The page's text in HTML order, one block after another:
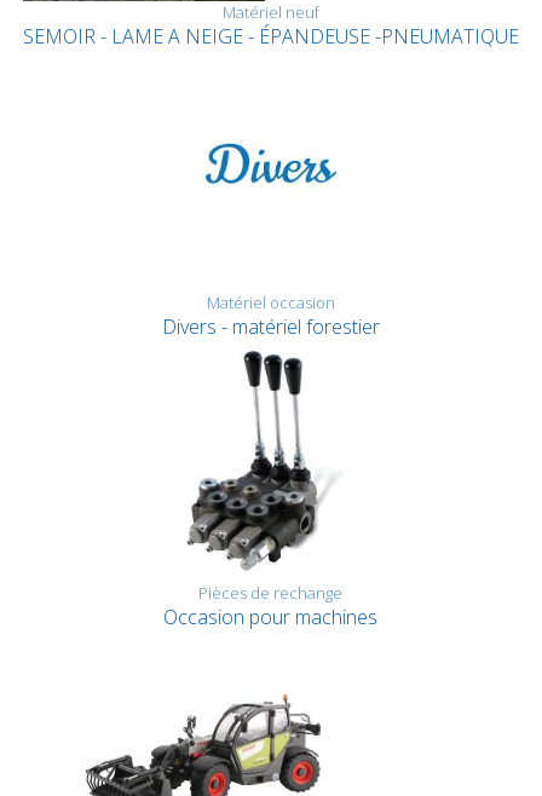
Matériel neuf
SEMOIR - LAME A NEIGE - ÉPANDEUSE -PNEUMATIQUE
Matériel occasion
Divers - matériel forestier
Pièces de rechange
Occasion pour machines